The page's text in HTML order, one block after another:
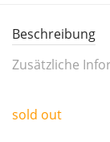
Beschreibung
Zusätzliche
sold out